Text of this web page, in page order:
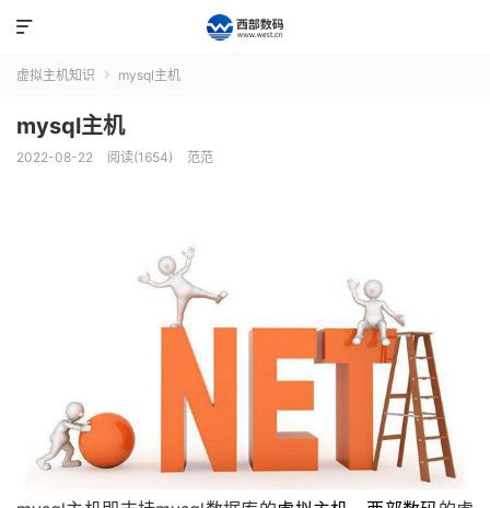

虚拟主机知识  mysql主机
mysql主机
2022-08-22 阅读(1654) 范范